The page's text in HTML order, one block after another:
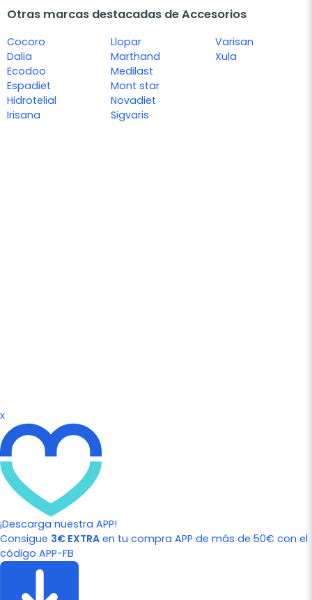
Otras marcas destacadas de Accesorios
Cocoro
Dalia
Ecodoo
Espadiet
Hidrotelial
Irisana
Llopar
Marthand
Medilast
Mont star
Novadiet
Sigvaris
Varisan
Xula
x
¡Descarga nuestra APP!
Consigue 3€ EXTRA en tu compra APP de más de 50€ con el
código APP-FB